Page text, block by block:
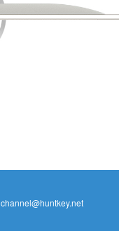
channel@huntkey.net